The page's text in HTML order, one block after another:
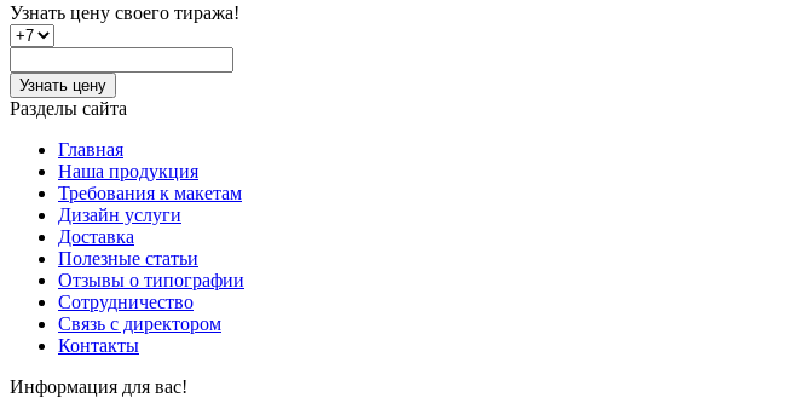
Узнать цену своего тиража!
Узнать цену
Разделы сайта
Главная
Наша продукция
Требования к макетам
Дизайн услуги
Доставка
Полезные статьи
Отзывы о типографии
Сотрудничество
Связь с директором
Контакты
Информация для вас!